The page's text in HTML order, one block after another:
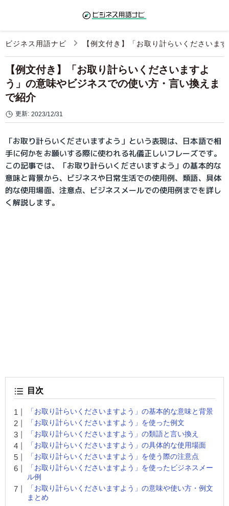
ビジネス用語ナビ 【例文付き】「お取り計らいくださいま
【例文付き】「お取り計らいくださいますよ
う」の意味やビジネスでの使い方・言い換えま
で紹介
更新: 2023/12/31
「お取り計らいくださいますよう」という表現は、日本語で相
手に何かをお願いする際に使われる礼儀正しいフレーズです。
この記事では、「お取り計らいくださいますよう」の基本的な
意味と背景から、ビジネスや日常生活での使用例、類語、具体
的な使用場面、注意点、ビジネスメールでの使用例までを詳し
く解説します。
目次
「お取り計らいくださいますよう」の基本的な意味と背景
「お取り計らいくださいますよう」を使った例文
「お取り計らいくださいますよう」の類語と言い換え
「お取り計らいくださいますよう」の具体的な使用場面
「お取り計らいくださいますよう」を使う際の注意点
「お取り計らいくださいますよう」を使ったビジネスメー
ル例
「お取り計らいくださいますよう」の意味や使い方・例文
まとめ